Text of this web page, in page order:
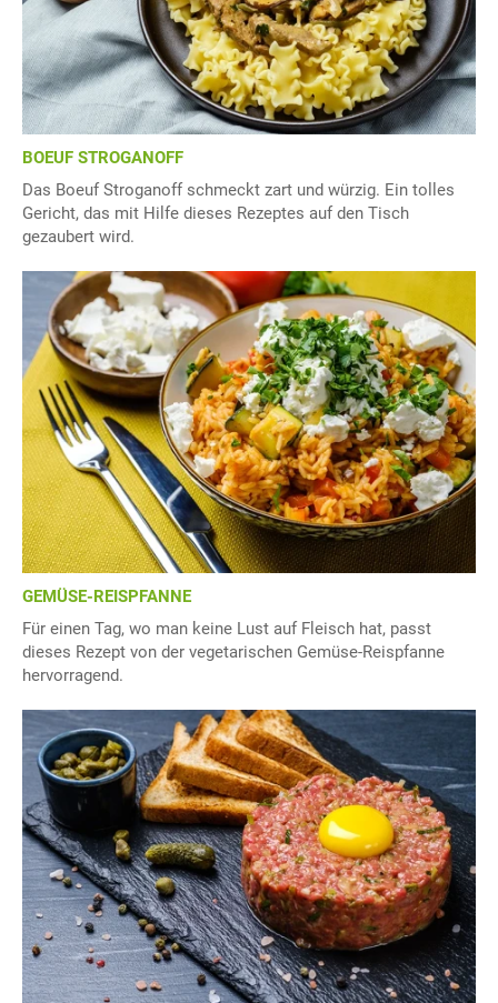
BOEUF STROGANOFF
Das Boeuf Stroganoff schmeckt zart und würzig. Ein tolles
Gericht, das mit Hilfe dieses Rezeptes auf den Tisch
gezaubert wird.
GEMÜSE-REISPFANNE
Für einen Tag, wo man keine Lust auf Fleisch hat, passt
dieses Rezept von der vegetarischen Gemüse-Reispfanne
hervorragend.